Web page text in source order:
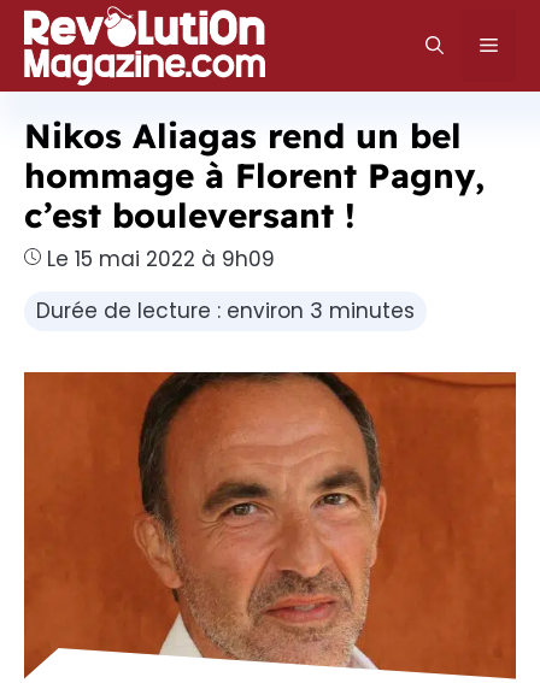
Aller
au
contenu
Nikos Aliagas rend un bel
hommage à Florent Pagny,
c’est bouleversant !
Le 15 mai 2022 à 9h09
Durée de lecture : environ 3 minutes